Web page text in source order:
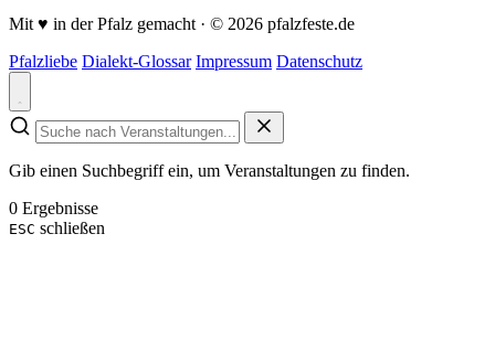
Mit ♥ in der Pfalz gemacht · © 2026 pfalzfeste.de
Pfalzliebe Dialekt-Glossar Impressum Datenschutz
Gib einen Suchbegriff ein, um Veranstaltungen zu finden.
0 Ergebnisse
ESC schließen